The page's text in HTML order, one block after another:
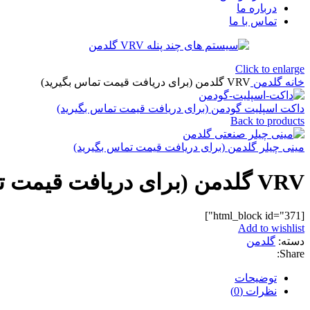
درباره ما
تماس با ما
Click to enlarge
خانه گلدمن VRV گلدمن (برای دریافت قیمت تماس بگیرید)
داکت اسپلیت گودمن (برای دریافت قیمت تماس بگیرید)
Back to products
مینی چیلر گلدمن (برای دریافت قیمت تماس بگیرید)
VRV گلدمن (برای دریافت قیمت تماس بگیرید)
[html_block id="371"]
Add to wishlist
دسته: گلدمن
Share:
توضیحات
نظرات (0)